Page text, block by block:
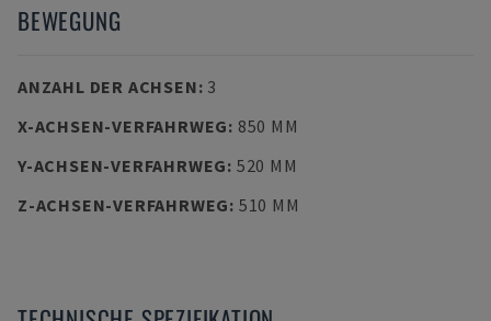
BEWEGUNG
ANZAHL DER ACHSEN: 3
X-ACHSEN-VERFAHRWEG: 850 MM
Y-ACHSEN-VERFAHRWEG: 520 MM
Z-ACHSEN-VERFAHRWEG: 510 MM